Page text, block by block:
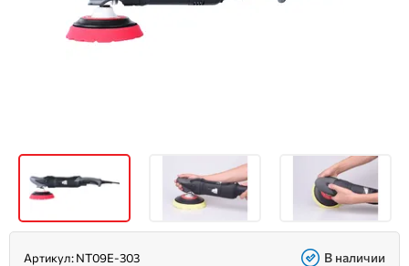
Артикул:NT09E-303 В наличии